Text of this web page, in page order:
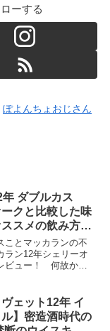
ーする
ぽよんちょおじさん
年 ダブルカス
クと比較した味
スメの飲み方と
ことマッカランの不
ラン12年シェリーオ
ビュー！ 何故か人
トルに対する本音の
ヴェット12年 イ
】密造酒時代の